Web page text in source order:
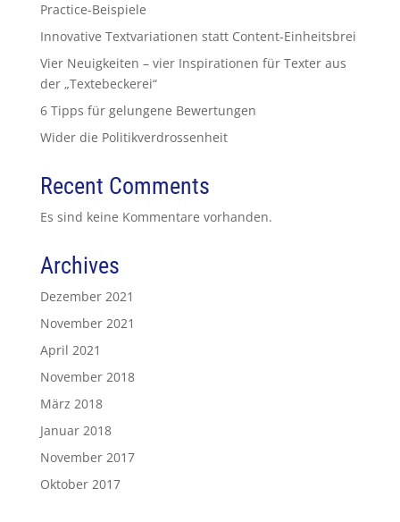
Practice-Beispiele
Innovative Textvariationen statt Content-Einheitsbrei
Vier Neuigkeiten – vier Inspirationen für Texter aus
der „Textebeckerei“
6 Tipps für gelungene Bewertungen
Wider die Politikverdrossenheit
Recent Comments
Es sind keine Kommentare vorhanden.
Archives
Dezember 2021
November 2021
April 2021
November 2018
März 2018
Januar 2018
November 2017
Oktober 2017